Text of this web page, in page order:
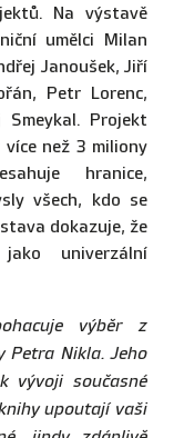
Na výstavě
umělci Milan
Janoušek, Jiří
Petr Lorenc,
Projekt
více než 3 miliony
hranice,
všech, kdo se
dokazuje, že
univerzální
výběr z
Petra Nikla. Jeho
vývoji současné
upoutají vaši